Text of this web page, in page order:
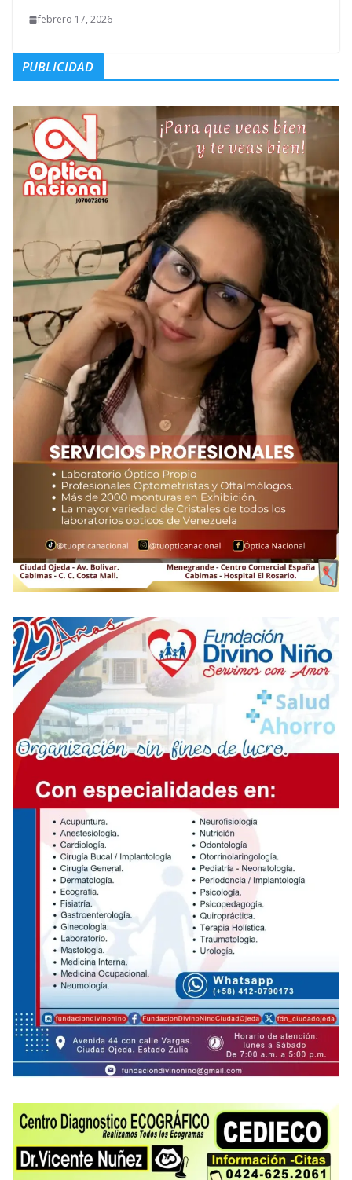
febrero 17, 2026
PUBLICIDAD